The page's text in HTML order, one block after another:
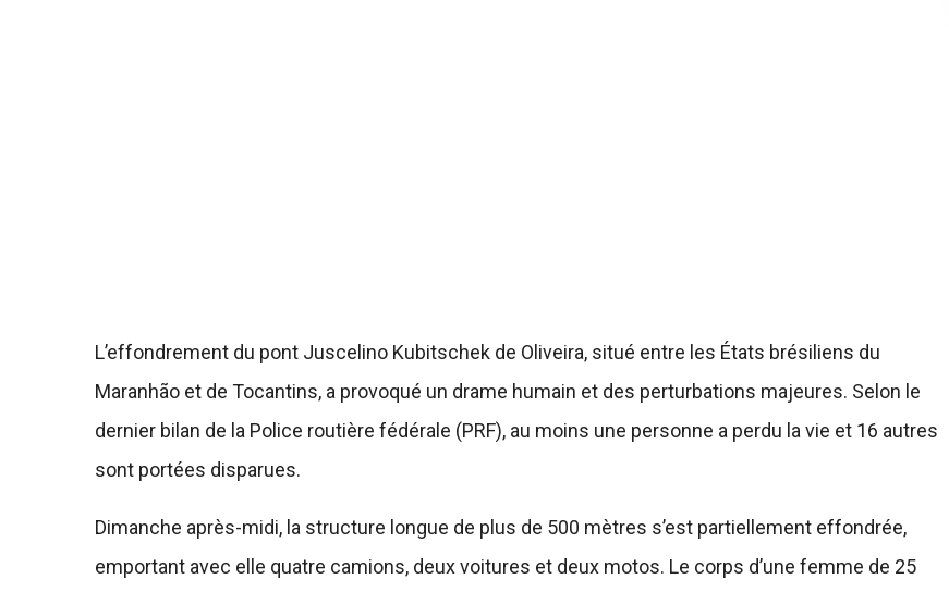
L’effondrement du pont Juscelino Kubitschek de Oliveira, situé entre les États brésiliens du
Maranhão et de Tocantins, a provoqué un drame humain et des perturbations majeures. Selon le
dernier bilan de la Police routière fédérale (PRF), au moins une personne a perdu la vie et 16 autres
sont portées disparues.
Dimanche après-midi, la structure longue de plus de 500 mètres s’est partiellement effondrée,
emportant avec elle quatre camions, deux voitures et deux motos. Le corps d’une femme de 25